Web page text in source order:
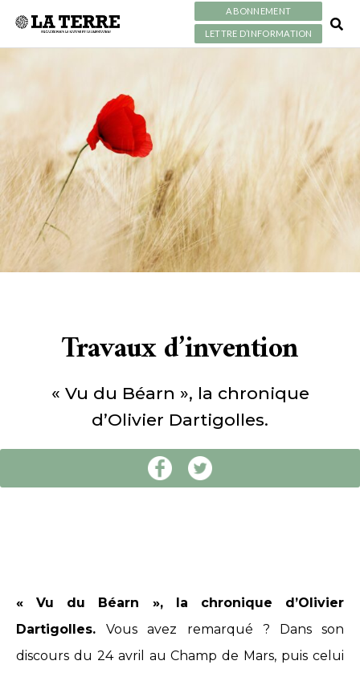
ABONNEMENT
LETTRE D’INFORMATION
Travaux d’invention
« Vu du Béarn », la chronique
d’Olivier Dartigolles.
« Vu du Béarn », la chronique d’Olivier
Dartigolles.Vous avez remarqué ? Dans son
discours du 24 avril au Champ de Mars, puis celui